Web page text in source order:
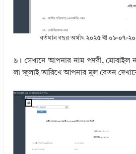
বর্তমান বছর অর্থাৎ ২০২৫ বা ০১-০৭-
৯। সেখানে আপনার নাম পদবী, মোবাইল
লা জুলাই তারিখে আপনার মুল বেতন